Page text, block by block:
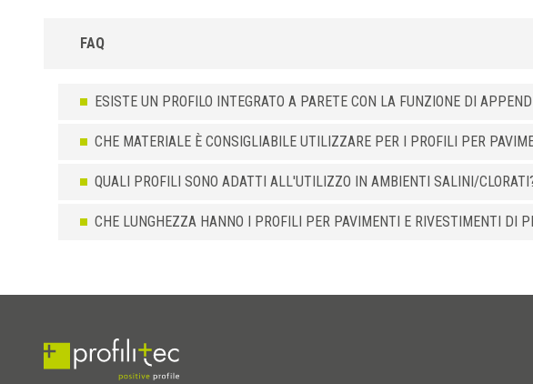
FAQ
ESISTE UN PROFILO INTEGRATO A PARETE CON LA FUNZIONE DI
CHE MATERIALE È CONSIGLIABILE UTILIZZARE PER I PROFILI PER
QUALI PROFILI SONO ADATTI ALL'UTILIZZO IN AMBIENTI SALINI/
CHE LUNGHEZZA HANNO I PROFILI PER PAVIMENTI E RIVESTIMENTI DI